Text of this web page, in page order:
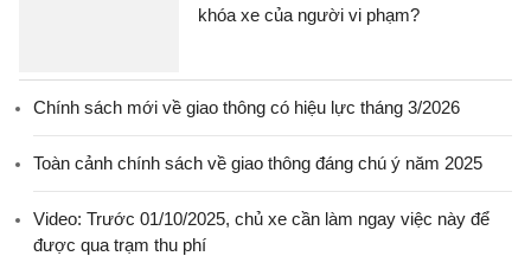
khóa xe của người vi phạm?
Chính sách mới về giao thông có hiệu lực tháng 3/2026
Toàn cảnh chính sách về giao thông đáng chú ý năm 2025
Video: Trước 01/10/2025, chủ xe cần làm ngay việc này để
được qua trạm thu phí